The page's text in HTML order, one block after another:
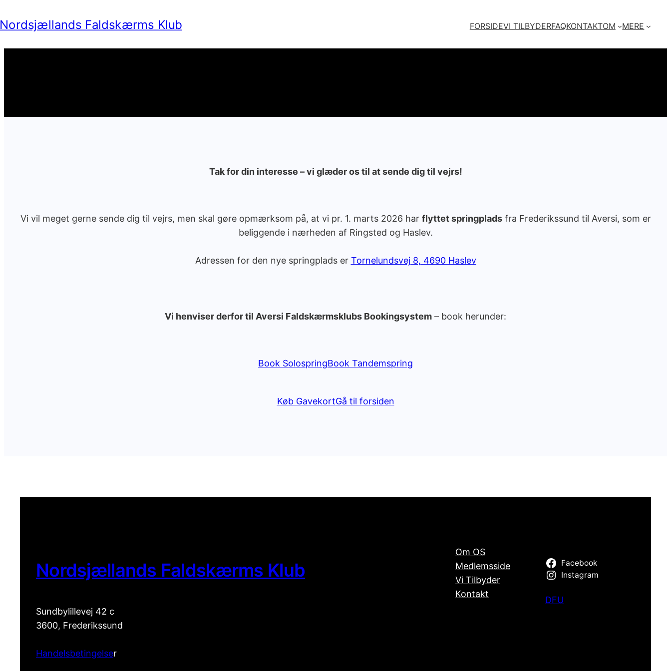
til
FORSIDEVI TILBYDERFAQKONTAKTOM MERE
Tak for din interesse – vi glæder os til at sende dig til vejrs!
Vi vil meget gerne sende dig til vejrs, men skal gøre opmærksom på, at vi pr. 1. marts 2026 har flyttet springpladsfra Frederikssund til Aversi, som er
beliggende i nærheden af Ringsted og Haslev.
Adressen for den nye springplads er Tornelundsvej 8, 4690 Haslev
Vi henviser derfor til Aversi Faldskærmsklubs Bookingsystem – book herunder:
Book SolospringBook Tandemspring
Køb GavekortGå til forsiden
Nordsjællands Faldskærms Klub
Sundbylillevej 42 c
3600, Frederikssund
Handelsbetingelser
Om OS
Medlemsside
Vi Tilbyder
Kontakt
Facebook
Instagram
DFU